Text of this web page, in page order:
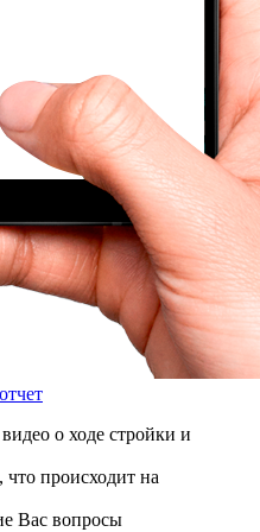
о ходе стройки и
происходит на
Вас вопросы